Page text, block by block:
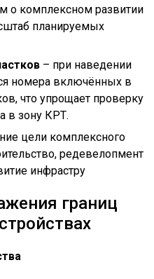
комплексном развитии
планируемых
– при наведении
номера включённых в
что упрощает проверку
в зону КРТ.
цели комплексного
редевелопмент
инфрастру
границ